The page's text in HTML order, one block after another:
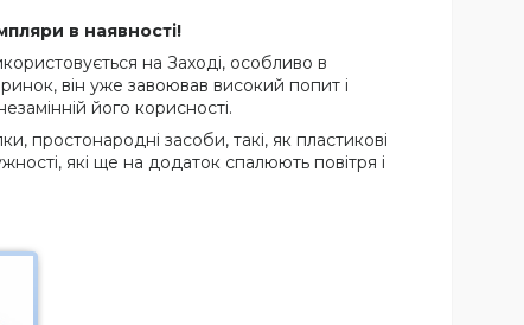
в наявності!
на Заході, особливо в
він уже завоював високий попит і
його корисності.
простонародні засоби, такі, як пластикові
які ще на додаток спалюють повітря і